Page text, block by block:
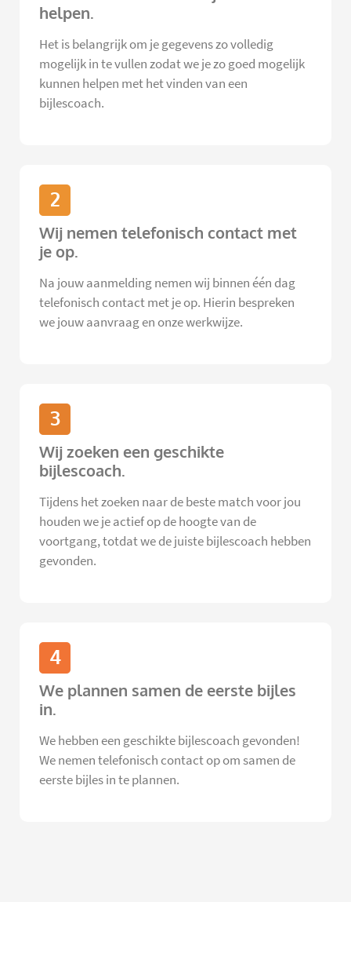
helpen.
Het is belangrijk om je gegevens zo volledig
mogelijk in te vullen zodat we je zo goed mogelijk
kunnen helpen met het vinden van een
bijlescoach.
2
Wij nemen telefonisch contact met
je op.
Na jouw aanmelding nemen wij binnen één dag
telefonisch contact met je op. Hierin bespreken
we jouw aanvraag en onze werkwijze.
3
Wij zoeken een geschikte
bijlescoach.
Tijdens het zoeken naar de beste match voor jou
houden we je actief op de hoogte van de
voortgang, totdat we de juiste bijlescoach hebben
gevonden.
4
We plannen samen de eerste bijles
in.
We hebben een geschikte bijlescoach gevonden!
We nemen telefonisch contact op om samen de
eerste bijles in te plannen.